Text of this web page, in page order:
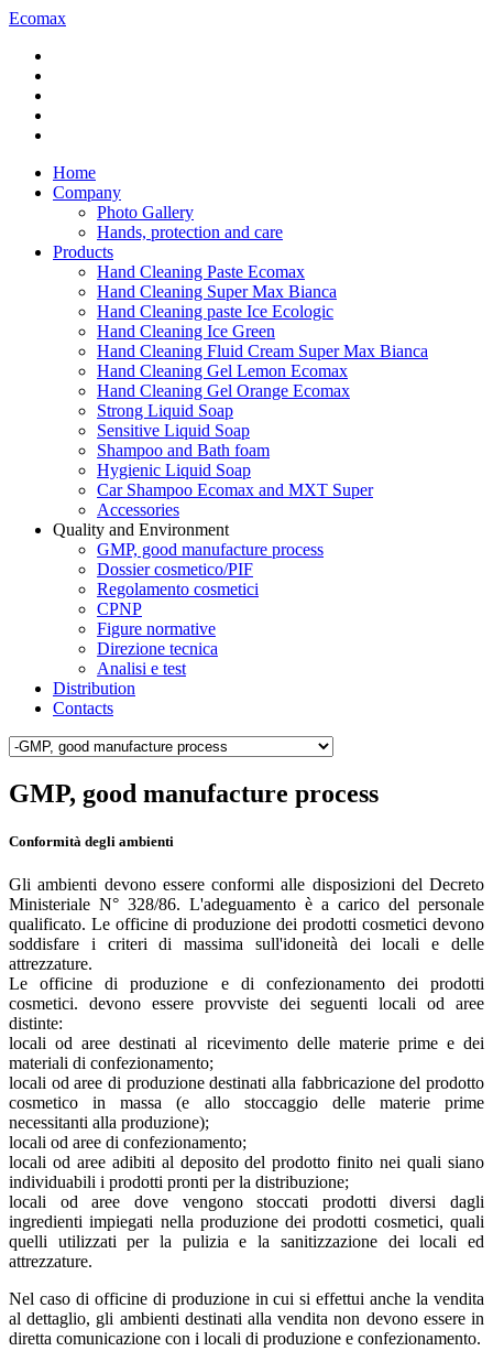
Ecomax
Home
Company
Photo Gallery
Hands, protection and care
Products
Hand Cleaning Paste Ecomax
Hand Cleaning Super Max Bianca
Hand Cleaning paste Ice Ecologic
Hand Cleaning Ice Green
Hand Cleaning Fluid Cream Super Max Bianca
Hand Cleaning Gel Lemon Ecomax
Hand Cleaning Gel Orange Ecomax
Strong Liquid Soap
Sensitive Liquid Soap
Shampoo and Bath foam
Hygienic Liquid Soap
Car Shampoo Ecomax and MXT Super
Accessories
Quality and Environment
GMP, good manufacture process
Dossier cosmetico/PIF
Regolamento cosmetici
CPNP
Figure normative
Direzione tecnica
Analisi e test
Distribution
Contacts
GMP, good manufacture process
Conformità degli ambienti
Gli ambienti devono essere conformi alle disposizioni del Decreto
Ministeriale N° 328/86. L'adeguamento è a carico del personale
qualificato. Le officine di produzione dei prodotti cosmetici devono
soddisfare i criteri di massima sull'idoneità dei locali e delle
attrezzature.
Le officine di produzione e di confezionamento dei prodotti
cosmetici. devono essere provviste dei seguenti locali od aree
distinte:
locali od aree destinati al ricevimento delle materie prime e dei
materiali di confezionamento;
locali od aree di produzione destinati alla fabbricazione del prodotto
cosmetico in massa (e allo stoccaggio delle materie prime
necessitanti alla produzione);
locali od aree di confezionamento;
locali od aree adibiti al deposito del prodotto finito nei quali siano
individuabili i prodotti pronti per la distribuzione;
locali od aree dove vengono stoccati prodotti diversi dagli
ingredienti impiegati nella produzione dei prodotti cosmetici, quali
quelli utilizzati per la pulizia e la sanitizzazione dei locali ed
attrezzature.
Nel caso di officine di produzione in cui si effettui anche la vendita
al dettaglio, gli ambienti destinati alla vendita non devono essere in
diretta comunicazione con i locali di produzione e confezionamento.